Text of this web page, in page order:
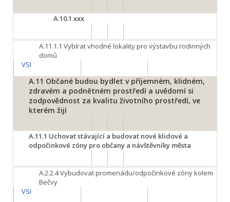
A.10.1 xxx
A.11.1.1 Vybírat vhodné lokality pro výstavbu rodinných
domů
VSI
A.11 Občané budou bydlet v příjemném, klidném,
zdravém a podnětném prostředí a uvědomí si
zodpovědnost za kvalitu životního prostředí, ve
kterém žijí
A.11.1 Uchovat stávající a budovat nové klidové a
odpočinkové zóny pro občany a návštěvníky města
A.2.2.4Vybudovat promenádu/odpočinkové zóny kolem
Bečvy
VSI